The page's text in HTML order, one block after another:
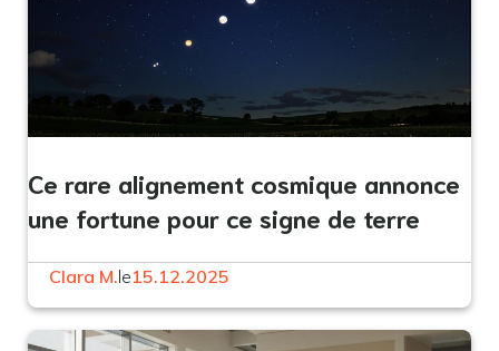
Ce rare alignement cosmique annonce
une fortune pour ce signe de terre
Clara M.le15.12.2025